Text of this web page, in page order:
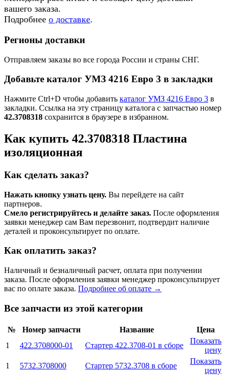
вашего заказа.
Подробнее о доставке.
Регионы доставки
Отправляем заказы во все города России и страны СНГ.
Добавьте каталог УМЗ 4216 Евро 3 в закладки
Нажмите Ctrl+D чтобы добавить каталог УМЗ 4216 Евро 3 в
закладки. Ссылка на эту страницу каталога с запчастью номер
42.3708318 сохранится в браузере в избранном.
Как купить 42.3708318 Пластина
изоляционная
Как сделать заказ?
Нажать кнопку узнать цену. Вы перейдете на сайт
партнеров.
Смело регистрируйтесь и делайте заказ. После оформления
заявки менеджер сам Вам перезвонит, подтвердит наличие
деталей и проконсультирует по оплате.
Как оплатить заказ?
Наличный и безналичный расчет, оплата при получении
заказа. После оформления заявки менеджер проконсультирует
вас по оплате заказа. Подробнее об оплате →
Все запчасти из этой категории
№ Номер запчасти Название
Цена
1
422.3708000-01 Стартер 422.3708-01 в сборе
Показать
цену
1
5732.3708000 Стартер 5732.3708 в сборе
Показать
цену